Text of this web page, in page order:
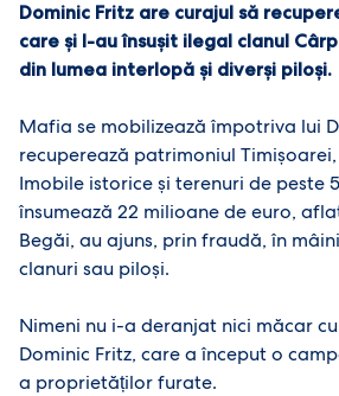
Dominic Fritz are curajul să
care și l-au însușit ilegal clanul
din lumea interlopă și diverși piloși.
Mafia se mobilizează împotriva lui
recuperează patrimoniul
Imobile istorice și terenuri de peste
însumează 22 milioane de euro,
Begăi, au ajuns, prin fraudă, în
clanuri sau piloși.
Nimeni nu i-a deranjat nici măcar
Dominic Fritz, care a început o
a proprietăților furate.